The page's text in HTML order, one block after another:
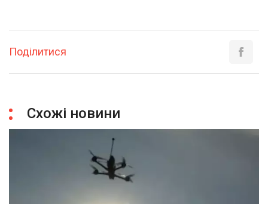
Поділитися
Схожі новини